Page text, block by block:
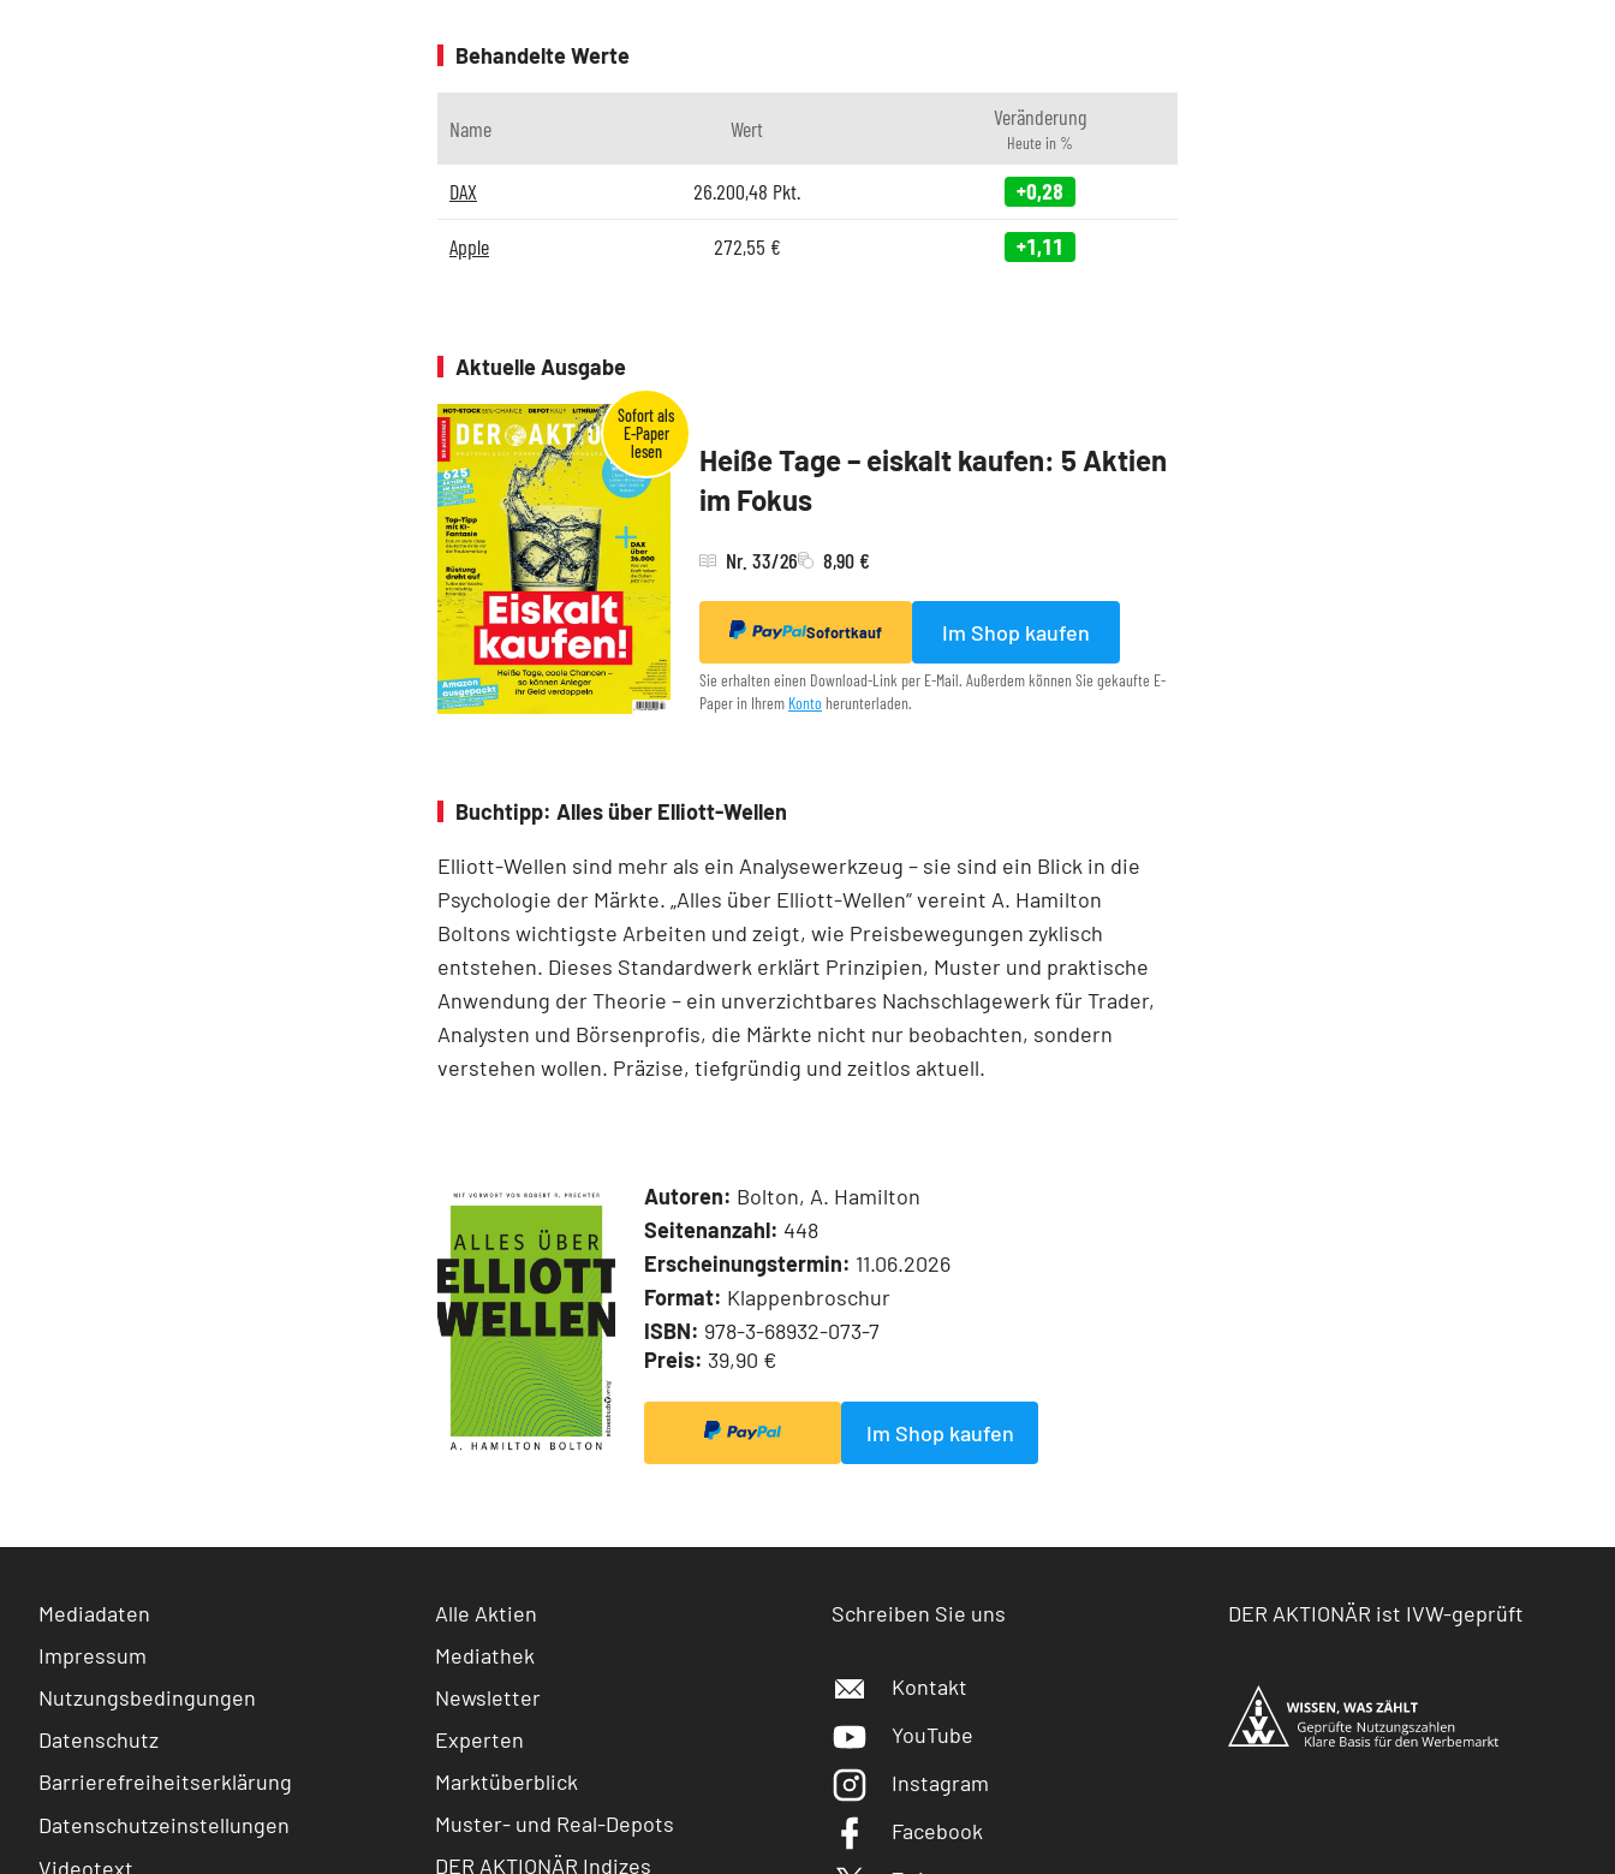
Behandelte Werte
Name Wert Veränderung
Heute in %
DAX 26.200,48 Pkt. +0,28
Apple 272,55 € +1,11
Aktuelle Ausgabe
Heiße Tage – eiskalt kaufen: 5 Aktien
im Fokus
Nr. 33/26 8,90 €
Sofortkauf Im Shop kaufen
Sie erhalten einen Download-Link per E-Mail. Außerdem können Sie gekaufte E-
Paper in Ihrem Konto herunterladen.
Buchtipp: Alles über Elliott-Wellen
Elliott-Wellen sind mehr als ein Analysewerkzeug – sie sind ein Blick in die
Psychologie der Märkte. „Alles über Elliott-Wellen“ vereint A. Hamilton
Boltons wichtigste Arbeiten und zeigt, wie Preisbewegungen zyklisch
entstehen. Dieses Standardwerk erklärt Prinzipien, Muster und praktische
Anwendung der Theorie – ein unverzichtbares Nachschlagewerk für Trader,
Analysten und Börsenprofis, die Märkte nicht nur beobachten, sondern
verstehen wollen. Präzise, tiefgründig und zeitlos aktuell.
Autoren: Bolton, A. Hamilton
Seitenanzahl: 448
Erscheinungstermin: 11.06.2026
Format: Klappenbroschur
ISBN: 978-3-68932-073-7
Preis: 39,90 €
Im Shop kaufen
Mediadaten
Impressum
Nutzungsbedingungen
Datenschutz
Barrierefreiheitserklärung
Datenschutzeinstellungen
Videotext
Alle Aktien
Mediathek
Newsletter
Experten
Marktüberblick
Muster- und Real-Depots
DER AKTIONÄR Indizes
Schreiben Sie uns
Kontakt
YouTube
Instagram
Facebook
DER AKTIONÄR ist IVW-geprüft